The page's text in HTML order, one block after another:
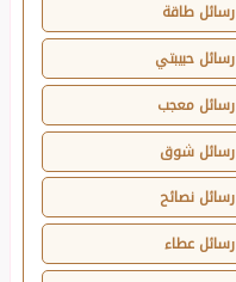
رسائل طاقة
رسائل حبيبتي
رسائل معجب
رسائل شوق
رسائل نصائح
رسائل عطاء